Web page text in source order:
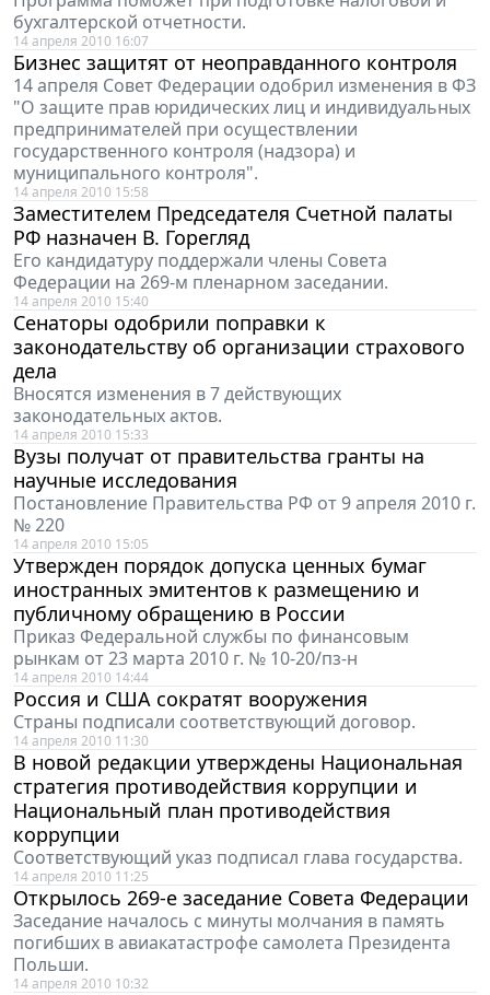
бухгалтерской отчетности.
14 апреля 2010 16:07
Бизнес защитят от неоправданного контроля
14 апреля Совет Федерации одобрил изменения в ФЗ
"О защите прав юридических лиц и индивидуальных
предпринимателей при осуществлении
государственного контроля (надзора) и
муниципального контроля".
14 апреля 2010 15:58
Заместителем Председателя Счетной палаты
РФ назначен В. Горегляд
Его кандидатуру поддержали члены Совета
Федерации на 269-м пленарном заседании.
14 апреля 2010 15:40
Сенаторы одобрили поправки к
законодательству об организации страхового
дела
Вносятся изменения в 7 действующих
законодательных актов.
14 апреля 2010 15:33
Вузы получат от правительства гранты на
научные исследования
Постановление Правительства РФ от 9 апреля 2010 г.
№ 220
14 апреля 2010 15:05
Утвержден порядок допуска ценных бумаг
иностранных эмитентов к размещению и
публичному обращению в России
Приказ Федеральной службы по финансовым
рынкам от 23 марта 2010 г. № 10-20/пз-н
14 апреля 2010 14:44
Россия и США сократят вооружения
Страны подписали соответствующий договор.
14 апреля 2010 11:30
В новой редакции утверждены Национальная
стратегия противодействия коррупции и
Национальный план противодействия
коррупции
Соответствующий указ подписал глава государства.
14 апреля 2010 11:25
Открылось 269-е заседание Совета Федерации
Заседание началось с минуты молчания в память
погибших в авиакатастрофе самолета Президента
Польши.
14 апреля 2010 10:32